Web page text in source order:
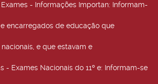
- Informações Importan: Informam-
encarregados de educação que
e que estavam e
- Exames Nacionais do 11º e: Informam-se